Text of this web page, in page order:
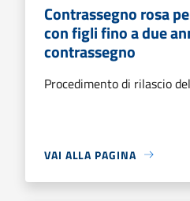
Contrassegno rosa
con figli fino a due
contrassegno
Procedimento di rilascio
VAI ALLA PAGINA